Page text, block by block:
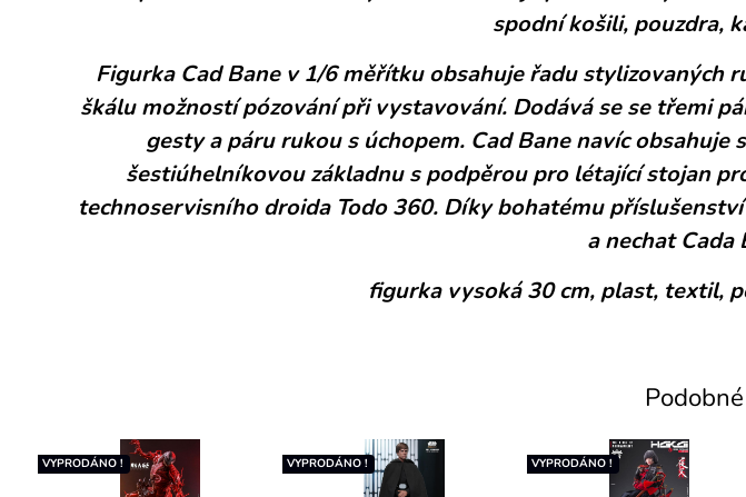
spodní košili, pouzdra,
Figurka Cad Bane v 1/6 měřítku obsahuje řadu
škálu možností pózování při vystavování. Dodává se se třemi
gesty a páru rukou s úchopem. Cad Bane navíc
šestiúhelníkovou základnu s podpěrou pro létající stojan
technoservisního droida Todo 360. Díky bohatému
a nechat Cada
figurka vysoká 30 cm, plast, textil,
VYPRODÁNO ! VYPRODÁNO ! VYPRODÁNO !